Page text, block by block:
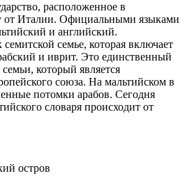
расположенное в
от Италии. Официальными языками
и английский.
семье, которая включает
и иврит. Это единственный
который является
союза. На мальтийском в
потомки арабов. Сегодня
словаря происходит от
остров